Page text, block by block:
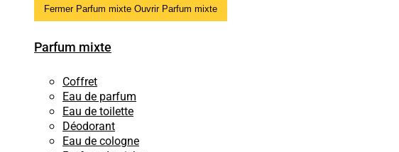
Fermer Parfum mixte Ouvrir Parfum mixte
Parfum mixte
Coffret
Eau de parfum
Eau de toilette
Déodorant
Eau de cologne